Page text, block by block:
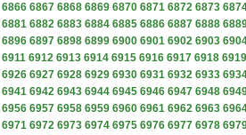
6866 6867 6868 6869 6870 6871 6872 6873
6881 6882 6883 6884 6885 6886 6887 6888
6896 6897 6898 6899 6900 6901 6902 6903
6911 6912 6913 6914 6915 6916 6917 6918 6919
6926 6927 6928 6929 6930 6931 6932 6933
6941 6942 6943 6944 6945 6946 6947 6948
6956 6957 6958 6959 6960 6961 6962 6963
6971 6972 6973 6974 6975 6976 6977 6978